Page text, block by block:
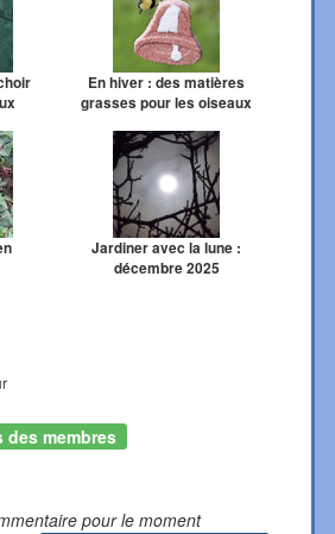
En hiver : des matières
grasses pour les oiseaux
Jardiner avec la lune :
décembre 2025
des membres
pour le moment